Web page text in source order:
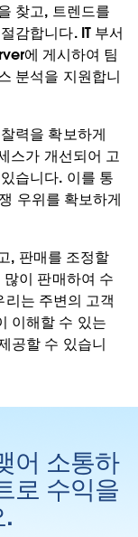
찾고, 트렌드를
감합니다. IT 부서
에 게시하여 팀
분석을 지원합니
력을 확보하게
스가 개선되어 고
습니다. 이를 통
우위를 확보하게
, 판매를 조정할
이 판매하여 수
는 주변의 고객
이해할 수 있는
공할 수 있습니
어 소통하
로 수익을